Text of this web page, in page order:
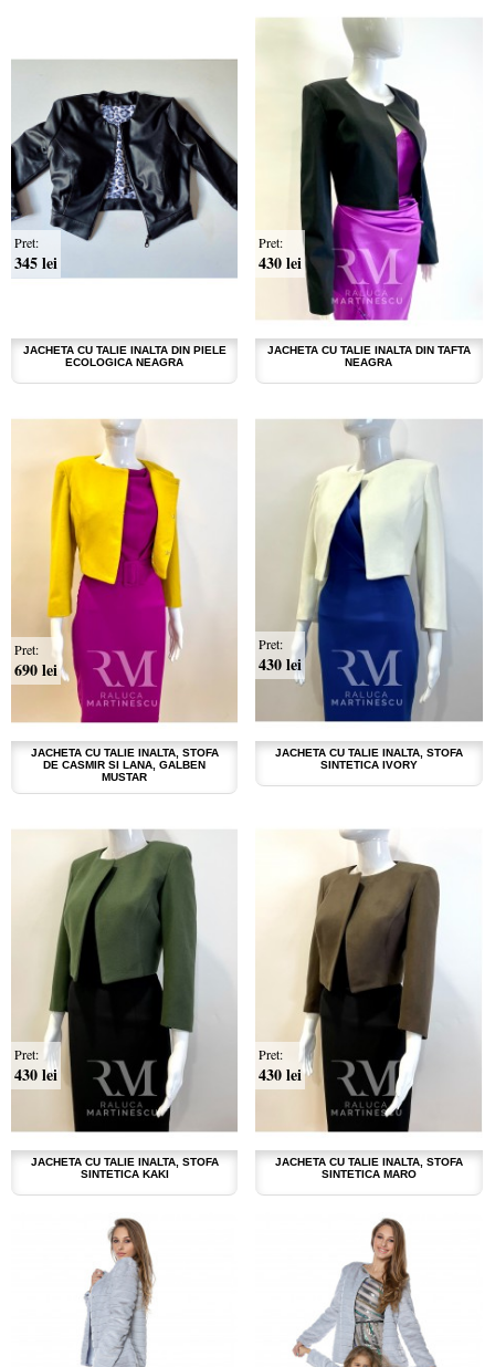
JACHETA CU TALIE INALTA DIN PIELE
ECOLOGICA NEAGRA
Pret:
345 lei
JACHETA CU TALIE INALTA DIN TAFTA
NEAGRA
Pret:
430 lei
JACHETA CU TALIE INALTA, STOFA
DE CASMIR SI LANA, GALBEN
MUSTAR
Pret:
690 lei
JACHETA CU TALIE INALTA, STOFA
SINTETICA IVORY
Pret:
430 lei
JACHETA CU TALIE INALTA, STOFA
SINTETICA KAKI
Pret:
430 lei
JACHETA CU TALIE INALTA, STOFA
SINTETICA MARO
Pret:
430 lei